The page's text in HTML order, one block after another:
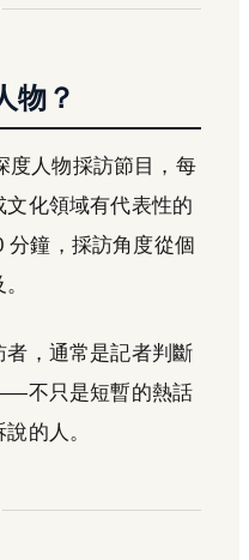
物？
度人物採訪節目，每
化領域有代表性的
分鐘，採訪角度從個
，通常是記者判斷
不只是短暫的熱話
的人。